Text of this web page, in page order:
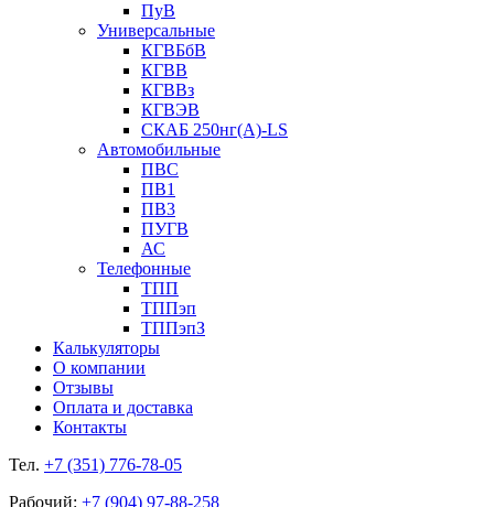
ПуВ
Универсальные
КГВБбВ
КГВВ
КГВВз
КГВЭВ
СКАБ 250нг(А)-LS
Автомобильные
ПВС
ПВ1
ПВ3
ПУГВ
АС
Телефонные
ТПП
ТППэп
ТППэпЗ
Калькуляторы
О компании
Отзывы
Оплата и доставка
Контакты
Тел. +7 (351) 776-78-05
Рабочий: +7 (904) 97-88-258